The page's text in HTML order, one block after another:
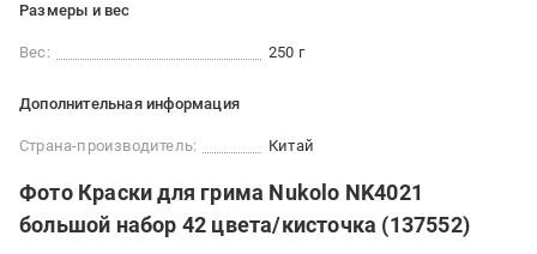
Размеры и вес
Вес: 250 г
Дополнительная информация
Страна-производитель: Китай
Фото Краски для грима Nukolo NK4021
большой набор 42 цвета/кисточка (137552)